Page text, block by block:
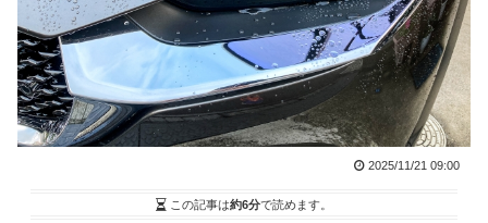
2025/11/21 09:00
この記事は約6分で読めます。